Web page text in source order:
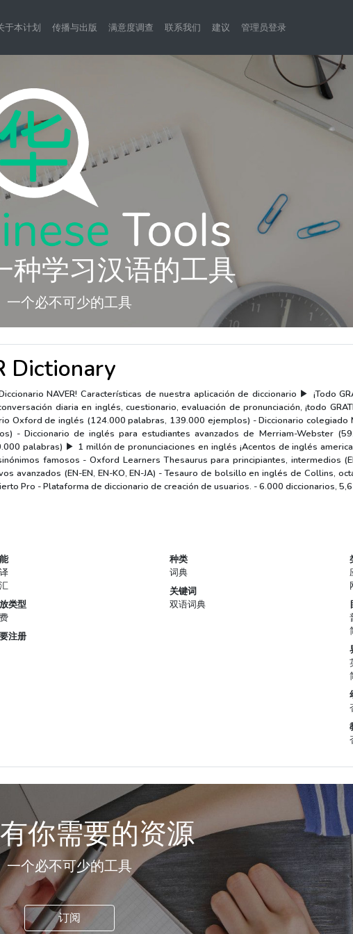
于本计划 传播与出版 满意度调查 联系我们 建议 管理员登录
种学习汉语的工具
一个必不可少的工具
Dictionary
Diccionario NAVER! Características de nuestra aplicación de diccionario ▶ ¡Todo
diaria en inglés, cuestionario, evaluación de pronunciación, ¡todo
Oxford de inglés (124.000 palabras, 139.000 ejemplos) - Diccionario
- Diccionario de inglés para estudiantes avanzados de Merriam-Webster
palabras) ▶ 1 millón de pronunciaciones en inglés ¡Acentos de inglés
famosos - Oxford Learners Thesaurus para principiantes, intermedios
avanzados (EN-EN, EN-KO, EN-JA) - Tesauro de bolsillo en inglés de Collins,
Pro - Plataforma de diccionario de creación de usuarios. - 6.000 diccionarios,
类型
注册
种类
词典
关键词
双语词典
你需要的资源
一个必不可少的工具
订阅